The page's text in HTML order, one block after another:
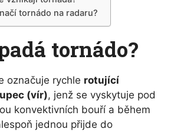
tornádo na radaru?
tornádo?
označuje rychle rotující
(vír), jenž se vyskytuje pod
konvektivních bouří a během
jednou přijde do